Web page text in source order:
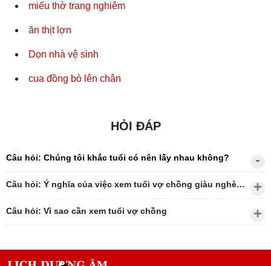
miếu thờ trang nghiêm
ăn thịt lợn
Dọn nhà vệ sinh
cua đồng bò lên chân
HỎI ĐÁP
Câu hỏi: Chúng tôi khắc tuổi có nên lấy nhau không?
Câu hỏi: Ý nghĩa của việc xem tuổi vợ chồng giàu nghèo?
Câu hỏi: Vì sao cần xem tuổi vợ chồng